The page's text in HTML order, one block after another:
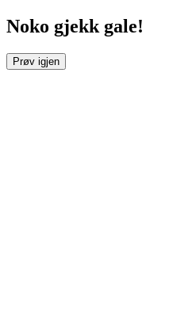
Noko gjekk gale!
Prøv igjen